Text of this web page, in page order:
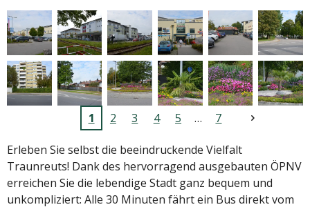
1 2 3 4 5 7
Erleben Sie selbst die beeindruckende Vielfalt
Traunreuts! Dank des hervorragend ausgebauten ÖPNV
erreichen Sie die lebendige Stadt ganz bequem und
unkompliziert: Alle 30 Minuten fährt ein Bus direkt vom